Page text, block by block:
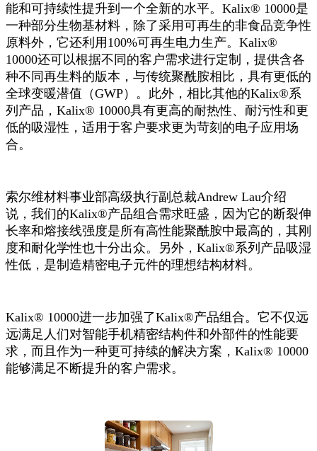
能和可持续性提升到一个全新的水平。Kalix® 10000是
一种部分生物基材料，除了采用可再生的非食品竞争性
原料外，它还利用100%可再生电力生产。Kalix®
10000还可以根据不同的客户需求进行定制，提供含各
种不同再生料的版本，与传统聚酰胺相比，具有更低的
全球变暖潜值（GWP）。此外，相比其他的Kalix®系
列产品，Kalix® 10000具有更高的耐热性、耐污性和更
低的吸湿性，适用于客户要求更为苛刻的电子应用场
合。
索尔维材料事业部高级执行副总裁Andrew Lau介绍
说，我们的Kalix®产品组合需求旺盛，因为它的断裂伸
长率和熔接线强度是所有高性能聚酰胺中最高的，其刚
度和耐化学性也十分出众。另外，Kalix®系列产品吸湿
性低，是制造精密电子元件的理想结构材料。
Kalix® 10000进一步加强了Kalix®产品组合。它不仅远
远满足人们对智能手机精密结构件和外部件的性能要
求，而且作为一种更可持续的解决方案，Kalix® 10000
能够满足不断提升的客户需求。